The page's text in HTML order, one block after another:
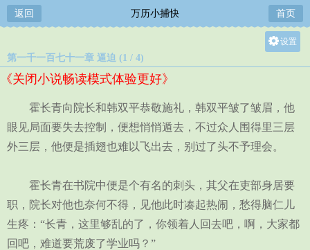
返回 万历小捕快 首页
设置
中
小
第一千一百七十一章 逼迫 (1 / 4)
《关闭小说畅读模式体验更好》
霍长青向院长和韩双平恭敬施礼，韩双平皱了皱眉，他
眼见局面要失去控制，便想悄悄遁去，不过众人围得里三层
外三层，他便是插翅也难以飞出去，别过了头不予理会。
霍长青在书院中便是个有名的刺头，其父在吏部身居要
职，院长对他也奈何不得，见他此时凑起热闹，愁得脑仁儿
生疼：“长青，这里够乱的了，你领着人回去吧，啊，大家都
回吧，难道要荒废了学业吗？”